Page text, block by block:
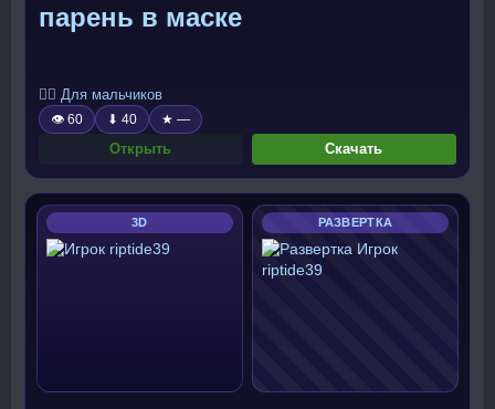
парень в маске
🧍‍♂️ Для мальчиков
👁 60 ⬇ 40 ★ —
Открыть Скачать
3D РАЗВЕРТКА